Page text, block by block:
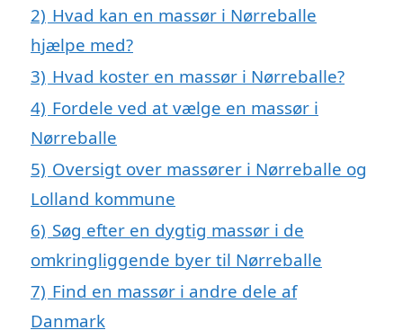
2) Hvad kan en massør i Nørreballe
hjælpe med?
3) Hvad koster en massør i Nørreballe?
4) Fordele ved at vælge en massør i
Nørreballe
5) Oversigt over massører i Nørreballe og
Lolland kommune
6) Søg efter en dygtig massør i de
omkringliggende byer til Nørreballe
7) Find en massør i andre dele af
Danmark